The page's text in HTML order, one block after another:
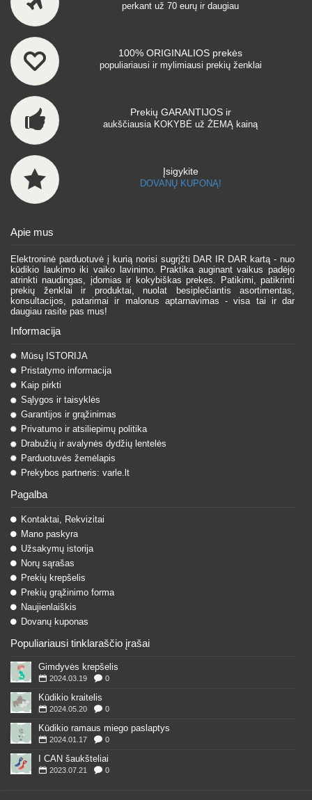
perkant už 70 eurų ir daugiau
100% ORIGINALIOS prekės
populiariausi ir mylimiausi prekių ženklai
Prekių GARANTIJOS ir
aukščiausia KOKYBĖ už ŽEMĄ kainą
Įsigykite
DOVANŲ KUPONĄ!
Apie mus
Elektroninė parduotuvė į kurią norisi sugrįžti DAR IR DAR kartą - nuo
kūdikio laukimo iki vaiko lavinimo. Praktika auginant vaikus padėjo
atrinkti naudingas, įdomias ir kokybiškas prekes. Patikimi, patikrinti
prekių ženklai ir produktai, nuolat besiplečiantis asortimentas,
konsultacijos, patarimai ir malonus aptarnavimas - visa tai ir dar
daugiau rasite pas mus!
Informacija
Mūsų ISTORIJA
Pristatymo informacija
Kaip pirkti
Sąlygos ir taisyklės
Garantijos ir grąžinimas
Privatumo ir atsiliepimų politika
Drabužių ir avalynės dydžių lentelės
Parduotuvės žemėlapis
Prekybos partneris: varle.lt
Pagalba
Kontaktai, Rekvizitai
Mano paskyra
Užsakymų istorija
Norų sąrašas
Prekių krepšelis
Prekių grąžinimo forma
Naujienlaiškis
Dovanų kuponas
Populiariausi tinklaraščio įrašai
Gimdyvės krepšelis
2024.03.19 0
Kūdikio kraitelis
2024.05.20 0
Kūdikio ramaus miego paslaptys
2024.01.17 0
I CAN šaukšteliai
2023.07.21 0